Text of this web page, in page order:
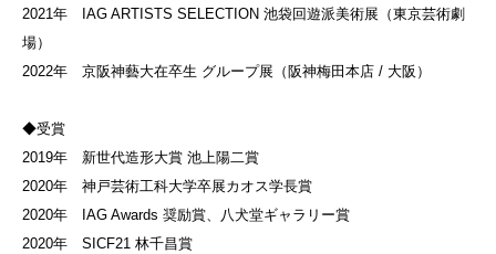
2021年 IAG ARTISTS SELECTION 池袋回遊派美術展（東京芸術劇
場）
2022年 京阪神藝大在卒生 グループ展（阪神梅田本店 / 大阪）
◆受賞
2019年 新世代造形大賞 池上陽二賞
2020年 神戸芸術工科大学卒展カオス学長賞
2020年 IAG Awards 奨励賞、八犬堂ギャラリー賞
2020年 SICF21 林千昌賞